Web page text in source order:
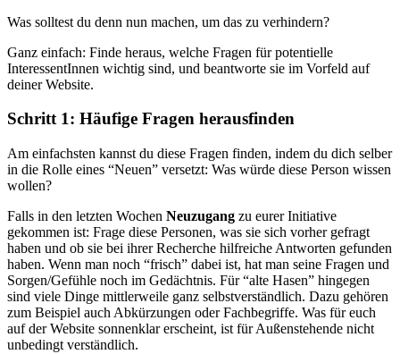
Was solltest du denn nun machen, um das zu verhindern?
Ganz einfach: Finde heraus, welche Fragen für potentielle
InteressentInnen wichtig sind, und beantworte sie im Vorfeld auf
deiner Website.
Schritt 1: Häufige Fragen herausfinden
Am einfachsten kannst du diese Fragen finden, indem du dich selber
in die Rolle eines “Neuen” versetzt: Was würde diese Person wissen
wollen?
Falls in den letzten Wochen Neuzugang zu eurer Initiative
gekommen ist: Frage diese Personen, was sie sich vorher gefragt
haben und ob sie bei ihrer Recherche hilfreiche Antworten gefunden
haben. Wenn man noch “frisch” dabei ist, hat man seine Fragen und
Sorgen/Gefühle noch im Gedächtnis. Für “alte Hasen” hingegen
sind viele Dinge mittlerweile ganz selbstverständlich. Dazu gehören
zum Beispiel auch Abkürzungen oder Fachbegriffe. Was für euch
auf der Website sonnenklar erscheint, ist für Außenstehende nicht
unbedingt verständlich.